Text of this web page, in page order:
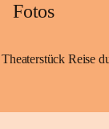
Fotos
Theaterstück Reise